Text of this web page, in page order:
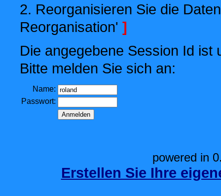
2. Reorganisieren Sie die
Reorganisation' ]
Die angegebene Session Id ist
Bitte melden Sie sich an:
Name:
Passwort:
powered in
Erstellen Sie Ihre